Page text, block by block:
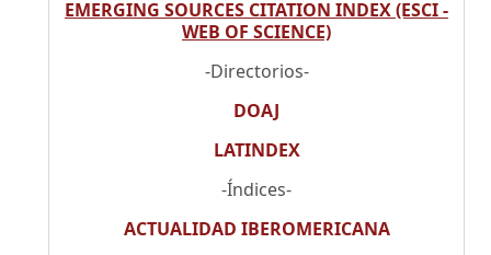
EMERGING SOURCES CITATION INDEX (ESCI -
WEB OF SCIENCE)
-Directorios-
DOAJ
LATINDEX
-Índices-
ACTUALIDAD IBEROMERICANA